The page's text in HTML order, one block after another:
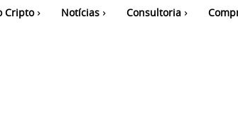
Cripto Notícias Consultoria